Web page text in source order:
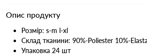
Опис продукту
Розмір: s-m l-xl
Склад тканини: 90%-Poliester 10%-
Упаковка 24 шт